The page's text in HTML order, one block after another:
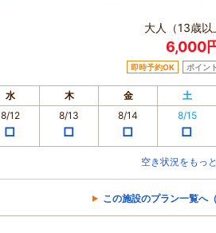
大人（13歳以
6,000
即時予約OK ポイン
水 木 金 土
8/12
□
8/13
□
8/14
□
8/15
□
空き状況をもっ
この施設のプラン一覧へ（